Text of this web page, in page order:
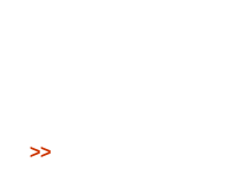
>>